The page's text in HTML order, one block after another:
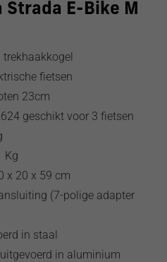
Strada E-Bike M
fietsen
23cm
geschikt voor 3 fietsen
Kg
x 20 x 59 cm
(7-polige adapter
in staal
in aluminium